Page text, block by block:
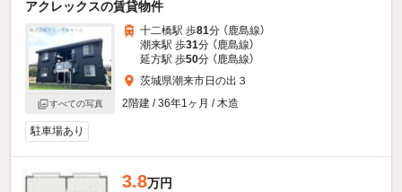
アクレックスの賃貸物件
すべての写真
十二橋駅 歩81分 （鹿島線）
潮来駅 歩31分 （鹿島線）
延方駅 歩50分 （鹿島線）
茨城県潮来市日の出３
2階建 / 36年1ヶ月 / 木造
駐車場あり
3.8万円